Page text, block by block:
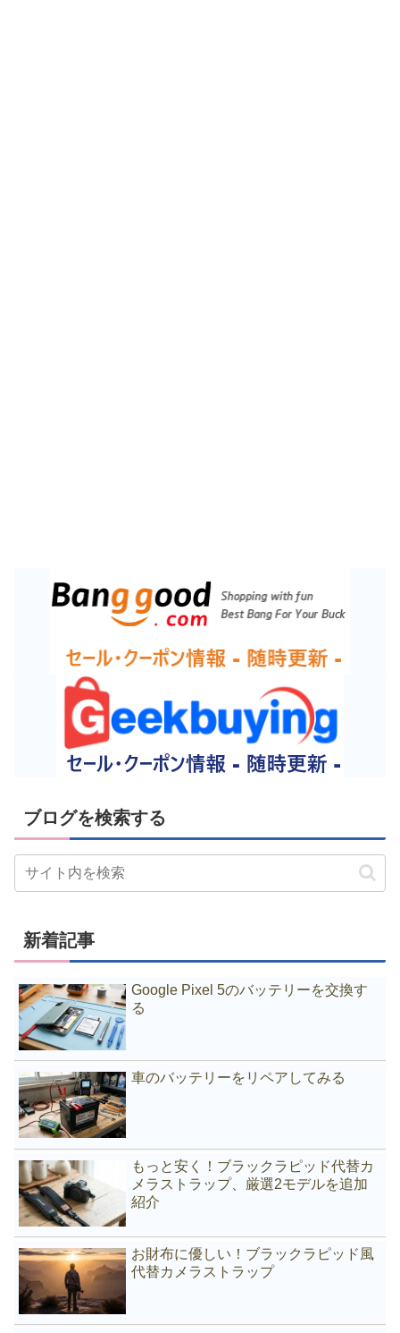
ブログを検索する
新着記事
Google Pixel 5のバッテリーを交換す
る
車のバッテリーをリペアしてみる
もっと安く！ブラックラピッド代替カ
メラストラップ、厳選2モデルを追加
紹介
お財布に優しい！ブラックラピッド風
代替カメラストラップ